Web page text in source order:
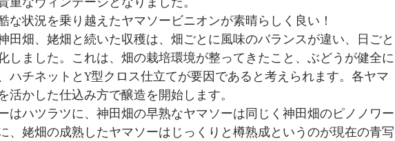
な状況を乗り越えたヤマソービニオンが素晴らしく良い！
田畑、姥畑と続いた収穫は、畑ごとに風味のバランスが違い、日ごと
しました。これは、畑の栽培環境が整ってきたこと、ぶどうが健全に
ハチネットとY型クロス仕立てが要因であると考えられます。各ヤマ
活かした仕込み方で醸造を開始します。
はハツラツに、神田畑の早熟なヤマソーは同じく神田畑のピノノワー
、姥畑の成熟したヤマソーはじっくりと樽熟成というのが現在の青写